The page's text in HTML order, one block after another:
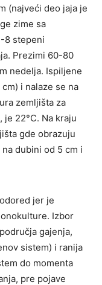
(najveći deo jaja je
zime sa
8 stepeni
Prezimi 60-80
nedelja. Ispiljene
i nalaze se na
zemljišta za
22°C. Na kraju
gde obrazuju
dubini od 5 cm i
jer je
Izbor
gajenja,
sistem) i ranija
do momenta
pre pojave